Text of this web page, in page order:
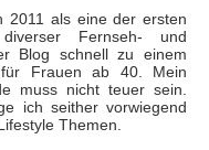
2011 als eine der ersten
Fernseh- und
Blog schnell zu einem
Frauen ab 40. Mein
muss nicht teuer sein.
ich seither vorwiegend
Themen.